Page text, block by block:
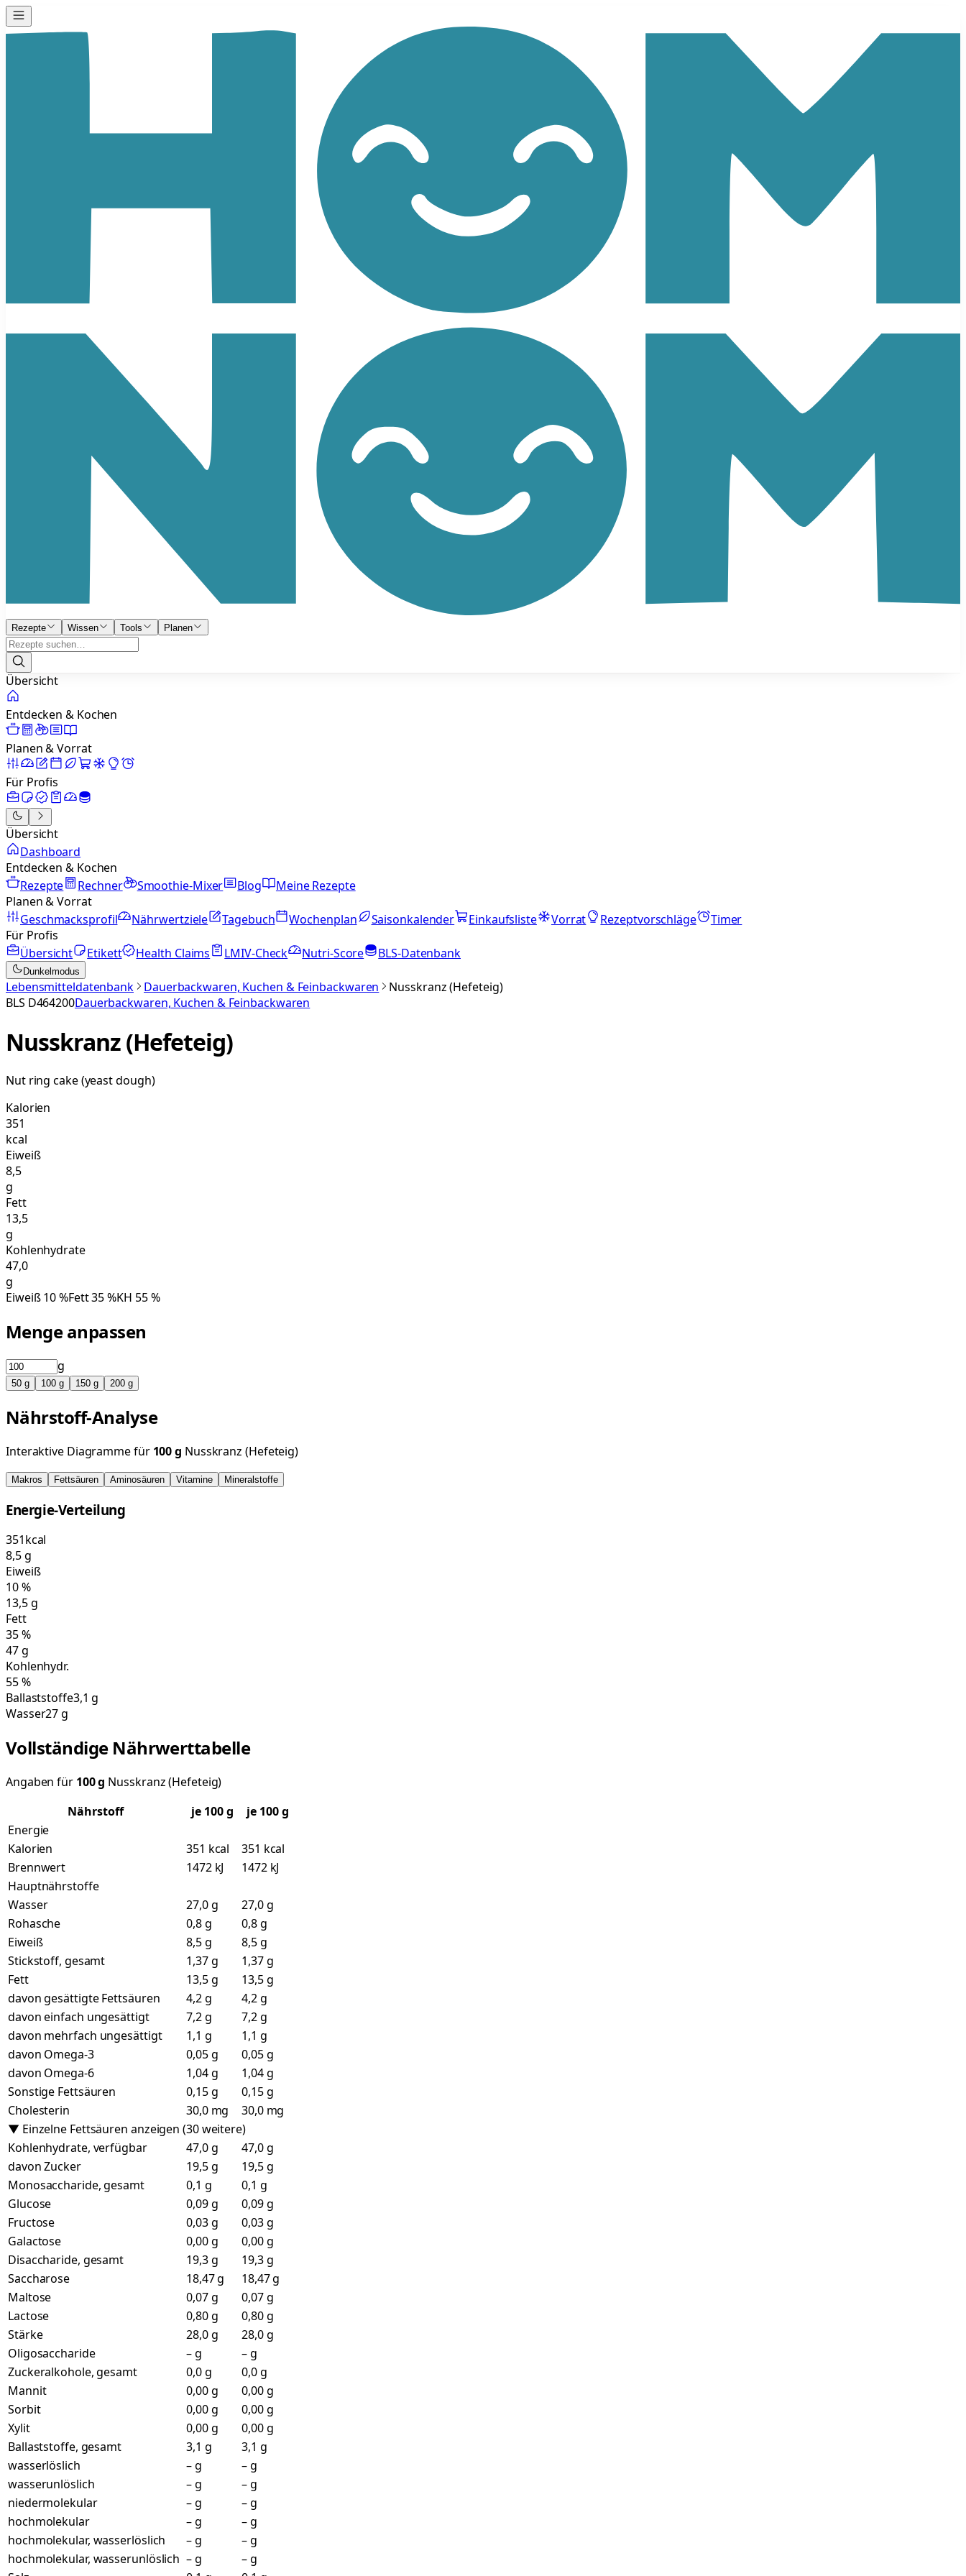
Rezepte Wissen Tools Planen
Übersicht
Entdecken & Kochen
Planen & Vorrat
Für Profis
Übersicht
Dashboard
Entdecken & Kochen
Rezepte
Rechner Smoothie-Mixer Blog
Meine Rezepte
Planen & Vorrat
Geschmacksprofil
Nährwertziele Tagebuch Wochenplan Saisonkalender Einkaufsliste Vorrat Rezeptvorschläge
Timer
Für Profis
Übersicht
Etikett Health Claims LMIV-Check Nutri-Score BLS-Datenbank
Dunkelmodus
Lebensmitteldatenbank Dauerbackwaren, Kuchen & Feinbackwaren
Nusskranz (Hefeteig)
BLS D464200Dauerbackwaren, Kuchen & Feinbackwaren
Nusskranz (Hefeteig)
Nut ring cake (yeast dough)
Kalorien
351
kcal
Eiweiß
8,5
g
Fett
13,5
g
Kohlenhydrate
47,0
g
Eiweiß10%Fett35%KH 55%
Menge anpassen
g
50 g 100 g 150 g 200 g
Nährstoff-Analyse
Interaktive Diagramme für 100g Nusskranz (Hefeteig)
Makros Fettsäuren Aminosäuren Vitamine Mineralstoffe
Energie-Verteilung
351kcal
8,5g
Eiweiß
10%
13,5g
Fett
35%
47g
Kohlenhydr.
55%
Ballaststoffe3,1 g
Wasser27 g
Vollständige Nährwerttabelle
Angaben für 100g Nusskranz (Hefeteig)
Nährstoff
je 100g
je 100 g
Energie
Kalorien
351 kcal
351 kcal
Brennwert
1472 kJ
1472 kJ
Hauptnährstoffe
Wasser
27,0 g
27,0 g
Rohasche
0,8 g
0,8 g
Eiweiß
8,5 g
8,5 g
Stickstoff, gesamt
1,37 g
1,37 g
Fett
13,5 g
13,5 g
davon gesättigte Fettsäuren
4,2 g
4,2 g
davon einfach ungesättigt
7,2 g
7,2 g
davon mehrfach ungesättigt
1,1 g
1,1 g
davon Omega-3
0,05 g
0,05 g
davon Omega-6
1,04 g
1,04 g
Sonstige Fettsäuren
0,15 g
0,15 g
Cholesterin
30,0 mg
30,0 mg
▼ Einzelne Fettsäuren anzeigen (30 weitere)
Kohlenhydrate, verfügbar
47,0 g
47,0 g
davon Zucker
19,5 g
19,5 g
Monosaccharide, gesamt
0,1 g
0,1 g
Glucose
0,09 g
0,09 g
Fructose
0,03 g
0,03 g
Galactose
0,00 g
0,00 g
Disaccharide, gesamt
19,3 g
19,3 g
Saccharose
18,47 g
18,47 g
Maltose
0,07 g
0,07 g
Lactose
0,80 g
0,80 g
Stärke
28,0 g
28,0 g
Oligosaccharide
– g
– g
Zuckeralkohole, gesamt
0,0 g
0,0 g
Mannit
0,00 g
0,00 g
Sorbit
0,00 g
0,00 g
Xylit
0,00 g
0,00 g
Ballaststoffe, gesamt
3,1 g
3,1 g
wasserlöslich
– g
– g
wasserunlöslich
– g
– g
niedermolekular
– g
– g
hochmolekular
– g
– g
hochmolekular, wasserlöslich
– g
– g
hochmolekular, wasserunlöslich – g
– g